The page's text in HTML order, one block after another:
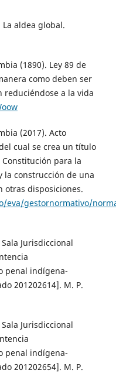
La aldea global.
(1890). Ley 89 de
como deben ser
reduciéndose a la vida
(2017). Acto
cual se crea un título
para la
la construcción de una
otras disposiciones.
eva/gestornormativo/
Jurisdiccional
penal indígena-
201202614]. M. P.
Jurisdiccional
penal indígena-
201202654]. M. P.